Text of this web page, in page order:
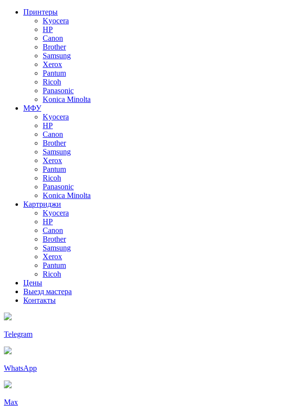
Принтеры
Kyocera
HP
Canon
Brother
Samsung
Xerox
Pantum
Ricoh
Panasonic
Konica Minolta
МФУ
Kyocera
HP
Canon
Brother
Samsung
Xerox
Pantum
Ricoh
Panasonic
Konica Minolta
Картриджи
Kyocera
HP
Canon
Brother
Samsung
Xerox
Pantum
Ricoh
Цены
Выезд мастера
Контакты
Telegram
WhatsApp
Max